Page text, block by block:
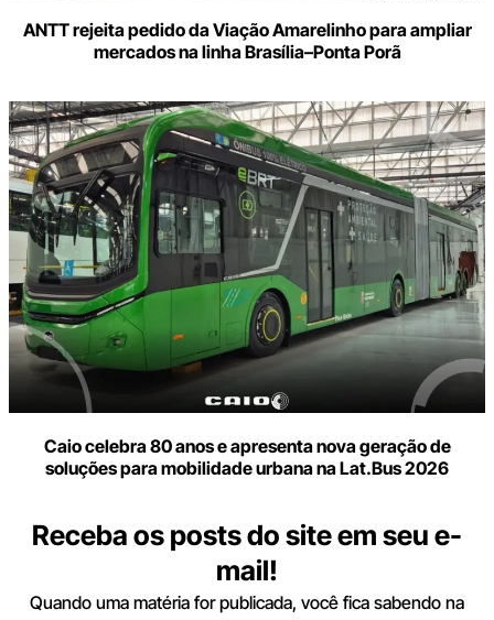
ANTT rejeita pedido da Viação Amarelinho para ampliar
mercados na linha Brasília–Ponta Porã
Caio celebra 80 anos e apresenta nova geração de
soluções para mobilidade urbana na Lat.Bus 2026
Receba os posts do site em seu e-
mail!
Quando uma matéria for publicada, você fica sabendo na